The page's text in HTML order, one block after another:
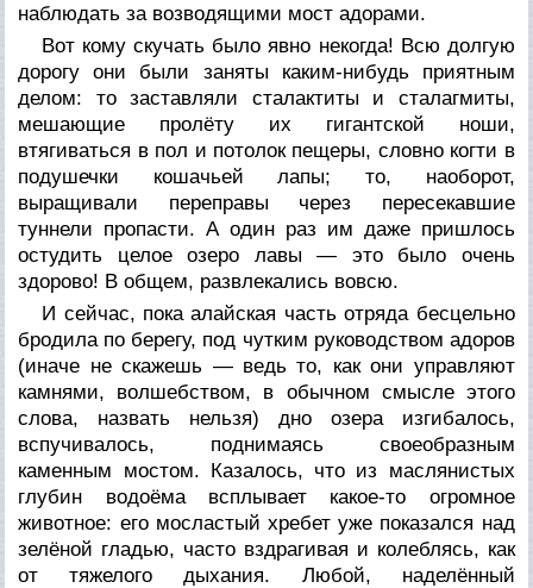
наблюдать за возводящими мост адорами.
Вот кому скучать было явно некогда! Всю долгую
дорогу они были заняты каким-нибудь приятным
делом: то заставляли сталактиты и сталагмиты,
мешающие пролёту их гигантской ноши,
втягиваться в пол и потолок пещеры, словно когти в
подушечки кошачьей лапы; то, наоборот,
выращивали переправы через пересекавшие
туннели пропасти. А один раз им даже пришлось
остудить целое озеро лавы — это было очень
здорово! В общем, развлекались вовсю.
И сейчас, пока алайская часть отряда бесцельно
бродила по берегу, под чутким руководством адоров
(иначе не скажешь — ведь то, как они управляют
камнями, волшебством, в обычном смысле этого
слова, назвать нельзя) дно озера изгибалось,
вспучивалось, поднимаясь своеобразным
каменным мостом. Казалось, что из маслянистых
глубин водоёма всплывает какое-то огромное
животное: его мосластый хребет уже показался над
зелёной гладью, часто вздрагивая и колеблясь, как
от тяжелого дыхания. Любой, наделённый